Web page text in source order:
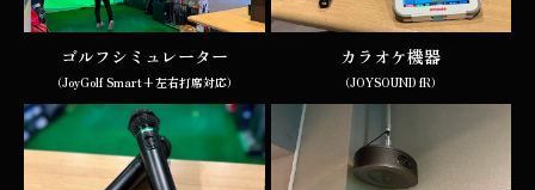
ゴルフシミュレーター
（JoyGolf Smart+左右打席対応）
カラオケ機器
（JOYSOUND fR）